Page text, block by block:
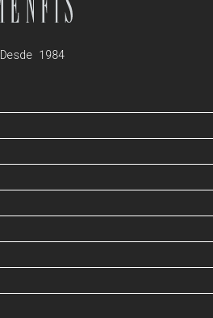
Desde 1984